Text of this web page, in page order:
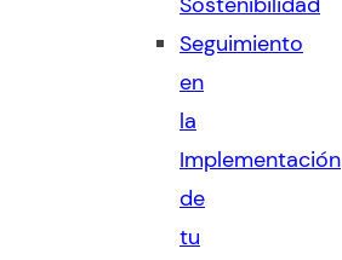
Seguimiento
en
la
Implementación
de
tu